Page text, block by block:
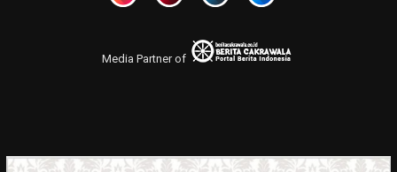
Media Partner of